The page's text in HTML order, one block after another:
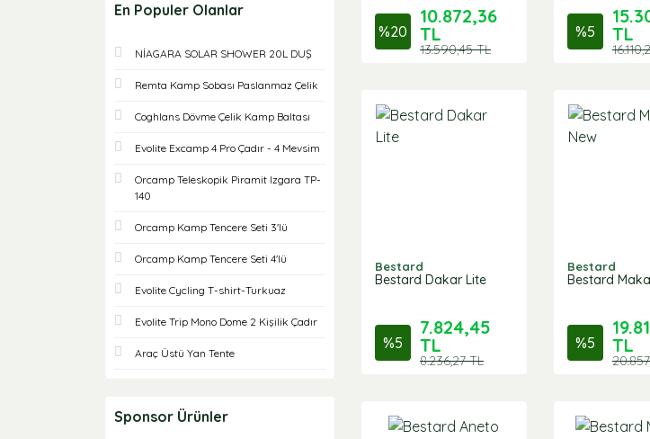
UK-10 = EUR-44½ (19)
UK-5½=EUR-38 3/4 (19)
UK-8½ = EUR-42½ (19)
UK-9 = EUR-43 1/4 (19)
UK-9½ = EUR-44 (19)
UK-11½ =EUR-46½ (18)
UK-12 = EUR-47 (18)
UK-3½=EUR-36 1/4 (1)
En Populer Olanlar
NİAGARA SOLAR SHOWER 20L DUŞ
Remta Kamp Sobası Paslanmaz Çelik
Coghlans Dövme Çelik Kamp Baltası
Evolite Excamp 4 Pro Çadır - 4 Mevsim
Orcamp Teleskopik Piramit Izgara TP-
140
Orcamp Kamp Tencere Seti 3'lü
Orcamp Kamp Tencere Seti 4'lü
Evolite Cycling T-shirt-Turkuaz
Evolite Trip Mono Dome 2 Kişilik Çadır
Araç Üstü Yan Tente
Sponsor Ürünler
%20
10.872,36
TL
13.590,45 TL
%5
TL
Bestard
Bestard Dakar Lite
%5
7.824,45
TL
8.236,27 TL
Bestard
Bestard
%5
TL